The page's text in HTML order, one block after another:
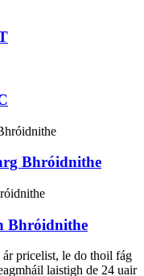
Bhróidnithe
Bhróidnithe
pricelist, le do thoil fág
laistigh de 24 uair